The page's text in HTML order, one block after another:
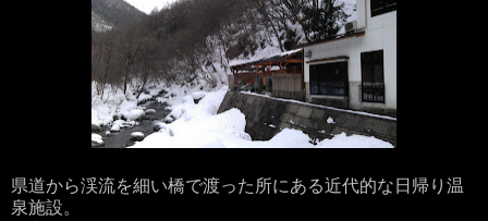
県道から渓流を細い橋で渡った所にある近代的な日帰り温
泉施設。